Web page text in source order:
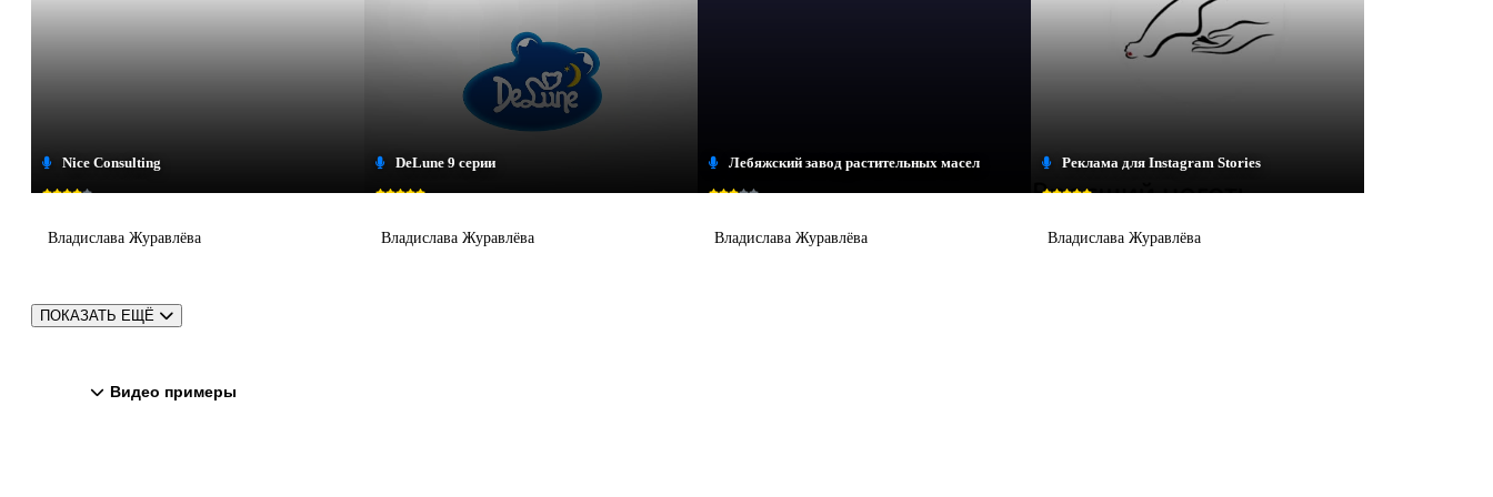
Nice Consulting
Владислава Журавлёва
DeLune 9 серии
Владислава Журавлёва
Лебяжский завод растительных масел
Владислава Журавлёва
Реклама для Instagram Stories
Владислава Журавлёва
ПОКАЗАТЬ ЕЩЁ
Видео примеры